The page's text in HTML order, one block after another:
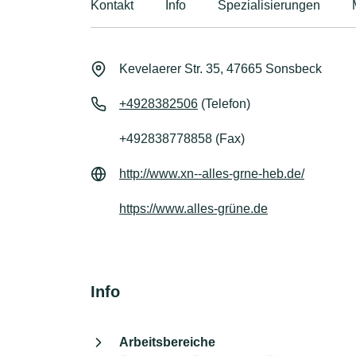
Kontakt Info Spezialisierungen
Kevelaerer Str. 35, 47665 Sonsbeck
+4928382506 (Telefon)
+492838778858 (Fax)
http://www.xn--alles-grne-heb.de/
https://www.alles-grüne.de
Info
Arbeitsbereiche